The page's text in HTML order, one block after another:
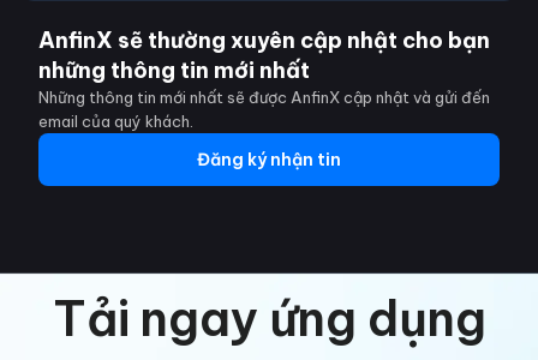
AnfinX sẽ thường xuyên cập nhật cho bạn
những thông tin mới nhất
Những thông tin mới nhất sẽ được AnfinX cập nhật và gửi đến
email của quý khách.
Đăng ký nhận tin
Tải ngay ứng dụng